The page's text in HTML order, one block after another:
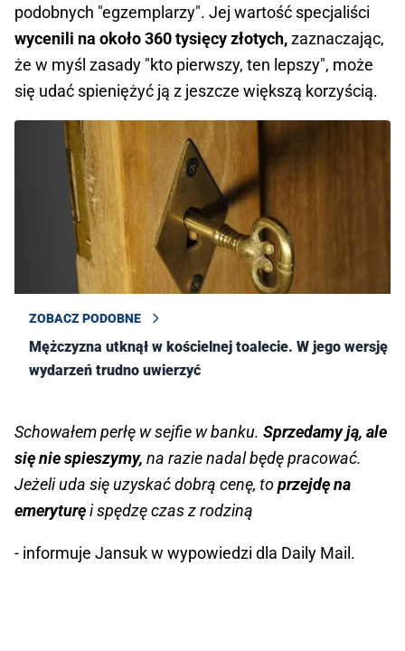
podobnych "egzemplarzy". Jej wartość specjaliści
wycenili na około 360 tysięcy złotych,zaznaczając,
że w myśl zasady "kto pierwszy, ten lepszy", może
się udać spieniężyć ją z jeszcze większą korzyścią.
ZOBACZ PODOBNE
Mężczyzna utknął w kościelnej toalecie. W jego wersję
wydarzeń trudno uwierzyć
Schowałem perłę w sejfie w banku. Sprzedamy ją, ale
się nie spieszymy, na razie nadal będę pracować.
Jeżeli uda się uzyskać dobrą cenę, toprzejdę na
emeryturęi spędzę czas z rodziną
- informuje Jansuk w wypowiedzi dla Daily Mail.